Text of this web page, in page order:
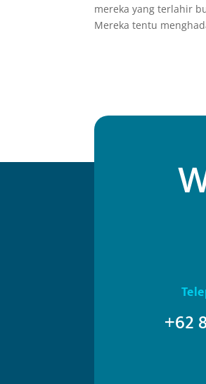
mereka yang terlahir
Mereka tentu
+62